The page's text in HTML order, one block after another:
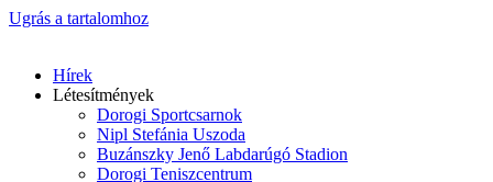
Ugrás a tartalomhoz
Hírek
Létesítmények
Dorogi Sportcsarnok
Nipl Stefánia Uszoda
Buzánszky Jenő Labdarúgó Stadion
Dorogi Teniszcentrum